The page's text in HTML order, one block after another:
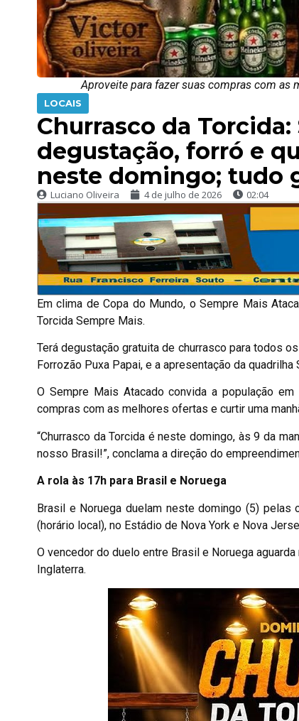
Aproveite para fazer suas compras com as
LOCAIS
Churrasco da
degustação, forró e
neste domingo; tudo
Luciano Oliveira 4 de julho de 2026 02:04
Em clima de Copa do Mundo, o Sempre Mais
Torcida Sempre Mais.
Terá degustação gratuita de churrasco para todos
Forrozão Puxa Papai, e a apresentação da
O Sempre Mais Atacado convida a população
compras com as melhores ofertas e curtir uma
“Churrasco da Torcida é neste domingo, às 9 da
nosso Brasil!”, conclama a direção do
A rola às 17h para Brasil e Noruega
Brasil e Noruega duelam neste domingo (5)
(horário local), no Estádio de Nova York e Nova
O vencedor do duelo entre Brasil e Noruega
Inglaterra.